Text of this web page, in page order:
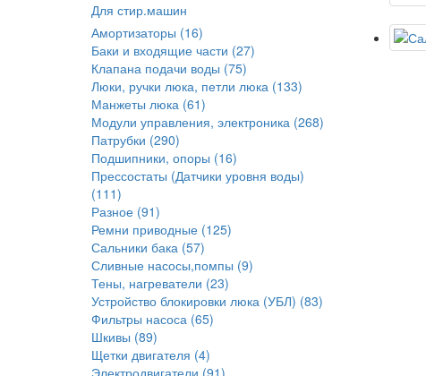
Для стир.машин
Амортизаторы (16)
Баки и входящие части (27)
Клапана подачи воды (75)
Люки, ручки люка, петли люка (133)
Манжеты люка (61)
Модули управления, электроника (268)
Патрубки (290)
Подшипники, опоры (16)
Прессостаты (Датчики уровня воды)
(111)
Разное (91)
Ремни приводные (125)
Сальники бака (57)
Сливные насосы,помпы (9)
Тены, нагреватели (23)
Устройство блокировки люка (УБЛ) (83)
Фильтры насоса (65)
Шкивы (89)
Щетки двигателя (4)
Электродвигатели (91)